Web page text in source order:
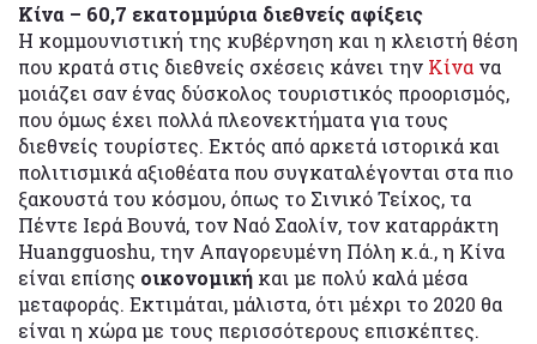
Κίνα – 60,7 εκατομμύρια διεθνείς αφίξεις
Η κομμουνιστική της κυβέρνηση και η κλειστή θέση
που κρατά στις διεθνείς σχέσεις κάνει την Κίνα να
μοιάζει σαν ένας δύσκολος τουριστικός προορισμός,
που όμως έχει πολλά πλεονεκτήματα για τους
διεθνείς τουρίστες. Εκτός από αρκετά ιστορικά και
πολιτισμικά αξιοθέατα που συγκαταλέγονται στα πιο
ξακουστά του κόσμου, όπως το Σινικό Τείχος, τα
Πέντε Ιερά Βουνά, τον Ναό Σαολίν, τον καταρράκτη
Huangguoshu, την Απαγορευμένη Πόλη κ.ά., η Κίνα
είναι επίσης οικονομική και με πολύ καλά μέσα
μεταφοράς. Εκτιμάται, μάλιστα, ότι μέχρι το 2020 θα
είναι η χώρα με τους περισσότερους επισκέπτες.